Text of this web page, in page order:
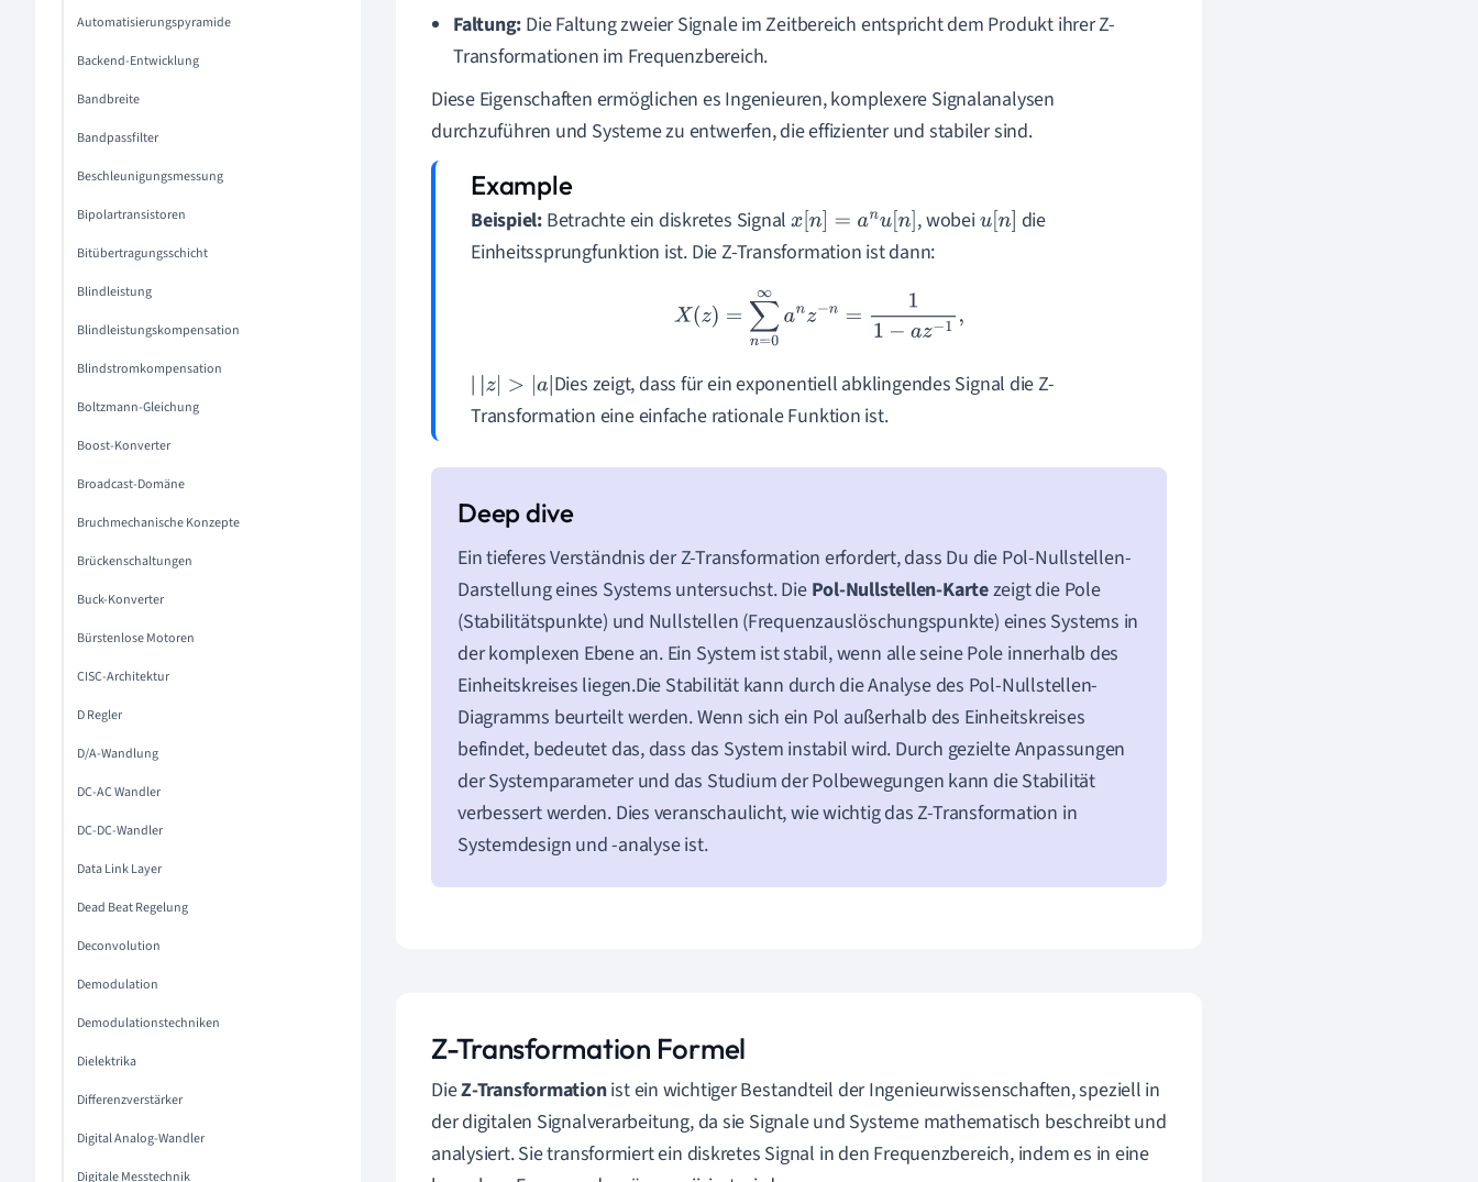
Automatisierungspyramide
Backend-Entwicklung
Bandbreite
Bandpassfilter
Beschleunigungsmessung
Bipolartransistoren
Bitübertragungsschicht
Blindleistung
Blindleistungskompensation
Blindstromkompensation
Boltzmann-Gleichung
Boost-Konverter
Broadcast-Domäne
Bruchmechanische Konzepte
Brückenschaltungen
Buck-Konverter
Bürstenlose Motoren
CISC-Architektur
D Regler
D/A-Wandlung
DC-AC Wandler
DC-DC-Wandler
Data Link Layer
Dead Beat Regelung
Deconvolution
Demodulation
Demodulationstechniken
Dielektrika
Differenzverstärker
Digital Analog-Wandler
Digitale Messtechnik
Faltung: Die Faltung zweier Signale im Zeitbereich entspricht dem Produkt ihrer Z-
Transformationen im Frequenzbereich.
Diese Eigenschaften ermöglichen es Ingenieuren, komplexere Signalanalysen
durchzuführen und Systeme zu entwerfen, die effizienter und stabiler sind.
Beispiel: Betrachte ein diskretes Signal x[ n]= an u[n] , wobeiu[ n] die
Einheitssprungfunktion ist. Die Z-Transformation ist dann:
X
∑n=0 ∞a nz− −1
| z|> |a|
Dies zeigt, dass für ein exponentiell abklingendes Signal die Z-
Transformation eine einfache rationale Funktion ist.
Ein tieferes Verständnis der Z-Transformation erfordert, dass Du die Pol-Nullstellen-
Darstellung eines Systems untersuchst. Die Pol-Nullstellen-Kartezeigt die Pole
(Stabilitätspunkte) und Nullstellen (Frequenzauslöschungspunkte) eines Systems in
der komplexen Ebene an. Ein System ist stabil, wenn alle seine Pole innerhalb des
Einheitskreises liegen.Die Stabilität kann durch die Analyse des Pol-Nullstellen-
Diagramms beurteilt werden. Wenn sich ein Pol außerhalb des Einheitskreises
befindet, bedeutet das, dass das System instabil wird. Durch gezielte Anpassungen
der Systemparameter und das Studium der Polbewegungen kann die Stabilität
verbessert werden. Dies veranschaulicht, wie wichtig das Z-Transformation in
Systemdesign und -analyse ist.
Z-Transformation Formel
DieZ-Transformationist ein wichtiger Bestandteil der Ingenieurwissenschaften, speziell in
der digitalen Signalverarbeitung, da sie Signale und Systeme mathematisch beschreibt und
analysiert. Sie transformiert ein diskretes Signal in den Frequenzbereich, indem es in eine